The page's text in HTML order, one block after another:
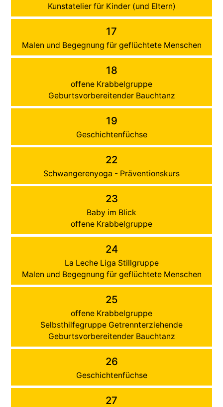
Kunstatelier für Kinder (und Eltern)
17
Malen und Begegnung für geflüchtete Menschen
18
offene Krabbelgruppe
Geburtsvorbereitender Bauchtanz
19
Geschichtenfüchse
22
Schwangerenyoga - Präventionskurs
23
Baby im Blick
offene Krabbelgruppe
24
La Leche Liga Stillgruppe
Malen und Begegnung für geflüchtete Menschen
25
offene Krabbelgruppe
Selbsthilfegruppe Getrennterziehende
Geburtsvorbereitender Bauchtanz
26
Geschichtenfüchse
27